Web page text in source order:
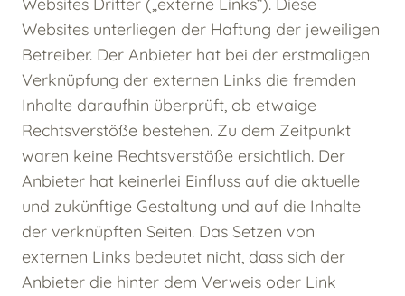
Websites unterliegen der Haftung der jeweiligen
Betreiber. Der Anbieter hat bei der erstmaligen
Verknüpfung der externen Links die fremden
Inhalte daraufhin überprüft, ob etwaige
Rechtsverstöße bestehen. Zu dem Zeitpunkt
waren keine Rechtsverstöße ersichtlich. Der
Anbieter hat keinerlei Einfluss auf die aktuelle
und zukünftige Gestaltung und auf die Inhalte
der verknüpften Seiten. Das Setzen von
externen Links bedeutet nicht, dass sich der
Anbieter die hinter dem Verweis oder Link